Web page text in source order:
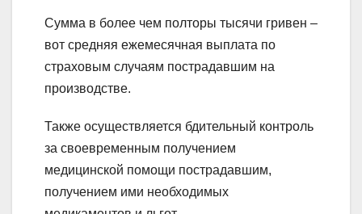
Сумма в более чем полторы тысячи гривен –
вот средняя ежемесячная выплата по
страховым случаям пострадавшим на
производстве.
Также осуществляется бдительный контроль
за своевременным получением
медицинской помощи пострадавшим,
получением ими необходимых